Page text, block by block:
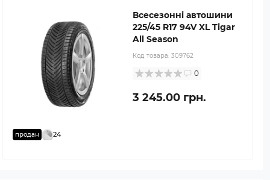
продан 24
Всесезонні автошини
225/45 R17 94V XL Tigar
All Season
Код товара: 309762
0
3 245.00 грн.